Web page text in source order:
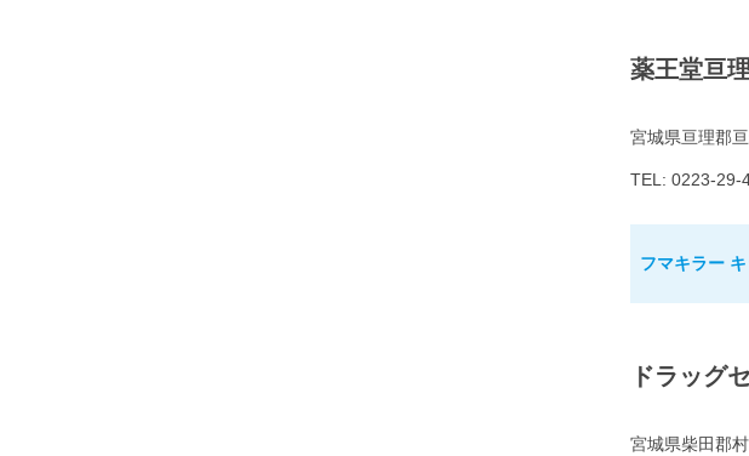
薬王堂亘
宮城県亘理郡
TEL: 0223-29-
フマキラー
ドラッグ
宮城県柴田郡